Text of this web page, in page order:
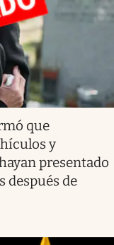
que
y
presentado
después de